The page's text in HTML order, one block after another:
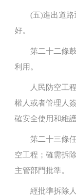
(五)進出道路通
好。
第二十二條鼓
利用。
人民防空工程
權人或者管理人
確安全使用和維
第二十三條任
空工程；確需
主管部門批準。
經批準拆除人